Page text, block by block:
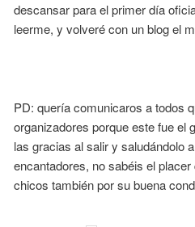
descansar para el primer día
leerme, y volveré con un blog el
PD: quería comunicaros a todos
organizadores porque este fue el
las gracias al salir y saludándolo
encantadores, no sabéis el
chicos también por su buena